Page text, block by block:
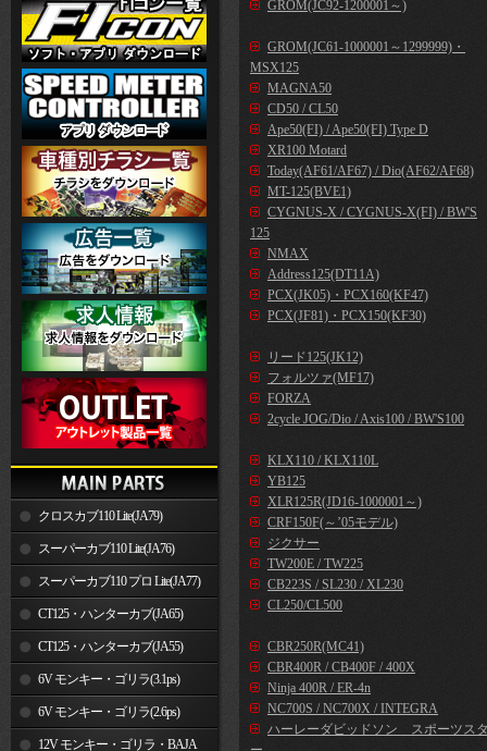
クロスカブ110 Lite(JA79)
スーパーカブ110 Lite(JA76)
スーパーカブ110 プロ Lite(JA77)
CT125・ハンターカブ(JA65)
CT125・ハンターカブ(JA55)
6V モンキー・ゴリラ(3.1ps)
6V モンキー・ゴリラ(2.6ps)
12V モンキー・ゴリラ・BAJA
GROM(JC92-1200001～)
GROM(JC61-1000001～1299999)・
MSX125
MAGNA50
CD50 / CL50
Ape50(FI) / Ape50(FI) Type D
XR100 Motard
Today(AF61/AF67) / Dio(AF62/AF68)
MT-125(BVE1)
CYGNUS-X / CYGNUS-X(FI) / BW'S
125
NMAX
Address125(DT11A)
PCX(JK05)・PCX160(KF47)
PCX(JF81)・PCX150(KF30)
リード125(JK12)
フォルツァ(MF17)
FORZA
2cycle JOG/Dio / Axis100 / BW'S100
KLX110 / KLX110L
YB125
XLR125R(JD16-1000001～)
CRF150F(～’05モデル)
ジクサー
TW200E / TW225
CB223S / SL230 / XL230
CL250/CL500
CBR250R(MC41)
CBR400R / CB400F / 400X
Ninja 400R / ER-4n
NC700S / NC700X / INTEGRA
ハーレーダビッドソン スポーツス